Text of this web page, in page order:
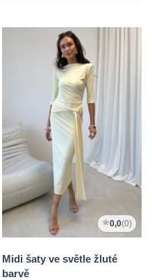
0,0(0)
Midi šaty ve světle žluté
barvě